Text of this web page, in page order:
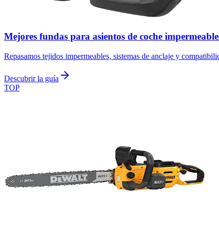
Mejores fundas para asientos de coche
Repasamos tejidos impermeables, sistemas de anclaje y
Descubrir la guía
TOP